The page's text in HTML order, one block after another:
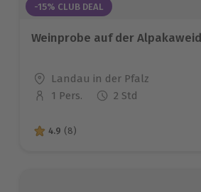
-15% CLUB DEAL
Weinprobe auf der
Standort
Landau in der Pfalz
Anzahl der Teilnehmer
1 Pers. 2 Std
4.9 von 5 Sternen basierend auf
4.9 (8)